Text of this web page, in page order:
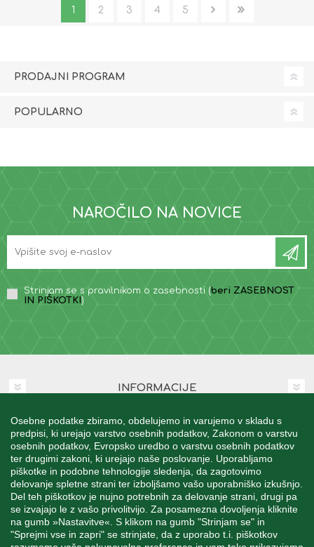
Osebne podatke zbiramo, obdelujemo in varujemo v skladu s
predpisi, ki urejajo varstvo osebnih podatkov, Zakonom o varstvu
osebnih podatkov, Evropsko uredbo o varstvu osebnih podatkov
ter drugimi zakoni, ki urejajo naše poslovanje. Uporabljamo
piškotke in podobne tehnologije sledenja, da zagotovimo
delovanje spletne strani ter izboljšamo vašo uporabniško izkušnjo.
Del teh piškotkov je nujno potrebnih za delovanje strani, drugi pa
se izvajajo le z vašo privolitvijo. Za posamezna dovoljenja kliknite
na gumb »Nastavitve«. S klikom na gumb "Strinjam se" in
"Sprejmi vse in zapri" se strinjate, da z uporabo t.i. piškotkov
1 2 3 4 5
PRODAJNI PROGRAM
POPULARNO
NAROČILO NA NOVICE
Strinjam se s pravilnikom o zasebnosti (beri ZASEBNOST
IN PIŠKOTKI )
INFORMACIJE
MOJ RAČUN
STORITEV ZA STRANKE
SPREMLJAJTE NAS